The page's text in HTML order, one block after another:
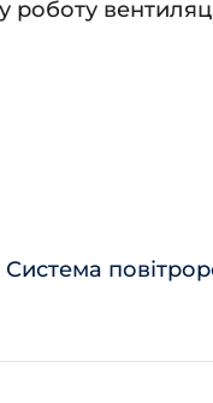
роботу
Система